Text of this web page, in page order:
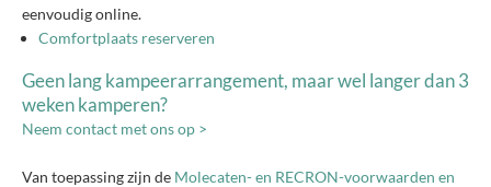
eenvoudig online.
Comfortplaats reserveren
Geen lang kampeerarrangement, maar wel langer dan 3
weken kamperen?
Neem contact met ons op >
​Van toepassing zijn de Molecaten- en RECRON-voorwaarden en